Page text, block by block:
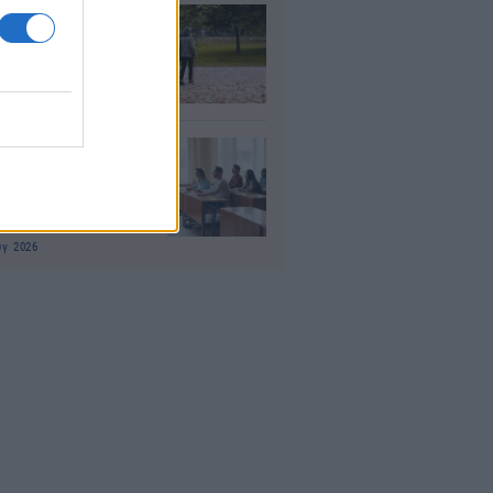
χηρείας: Τι
και πότε θα
2026
Αύριο
2026